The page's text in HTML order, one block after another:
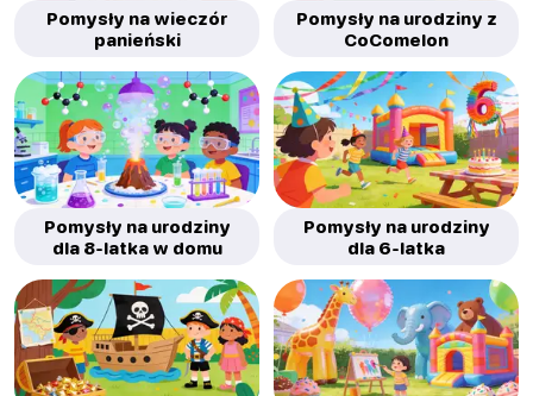
Pomysły na wieczór
panieński
Pomysły na urodziny z
CoComelon
Pomysły na urodziny
dla 8-latka w domu
Pomysły na urodziny
dla 6-latka